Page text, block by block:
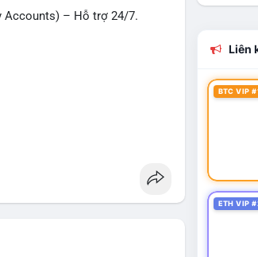
Accounts) – Hỗ trợ 24/7.
#cashout
Liên
BTC VIP
ETH VIP